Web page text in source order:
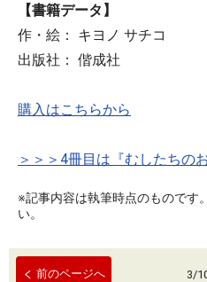
【書籍データ】
作・絵： キヨノ サチコ
出版社： 偕成社
購入はこちらから
＞＞＞4冊目は『むしたちの
※記事内容は執筆時点のものです
い。
前のページへ 3/